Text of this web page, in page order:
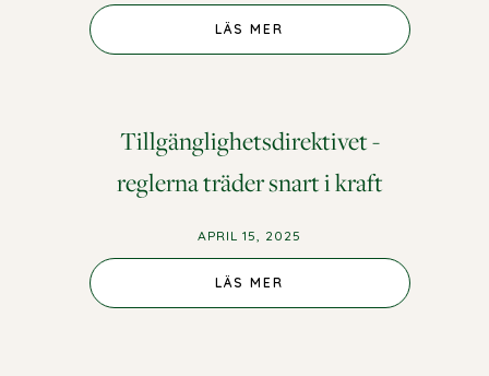
LÄS MER
Tillgänglighetsdirektivet -
reglerna träder snart i kraft
APRIL 15, 2025
LÄS MER